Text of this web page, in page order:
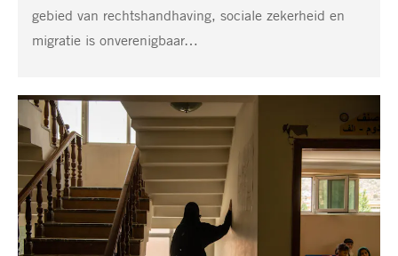
gebied van rechtshandhaving, sociale zekerheid en
migratie is onverenigbaar…